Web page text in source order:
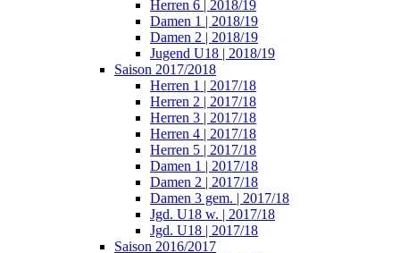
Herren 6 | 2018/19
Damen 1 | 2018/19
Damen 2 | 2018/19
Jugend U18 | 2018/19
Saison 2017/2018
Herren 1 | 2017/18
Herren 2 | 2017/18
Herren 3 | 2017/18
Herren 4 | 2017/18
Herren 5 | 2017/18
Damen 1 | 2017/18
Damen 2 | 2017/18
Damen 3 gem. | 2017/18
Jgd. U18 w. | 2017/18
Jgd. U18 | 2017/18
Saison 2016/2017